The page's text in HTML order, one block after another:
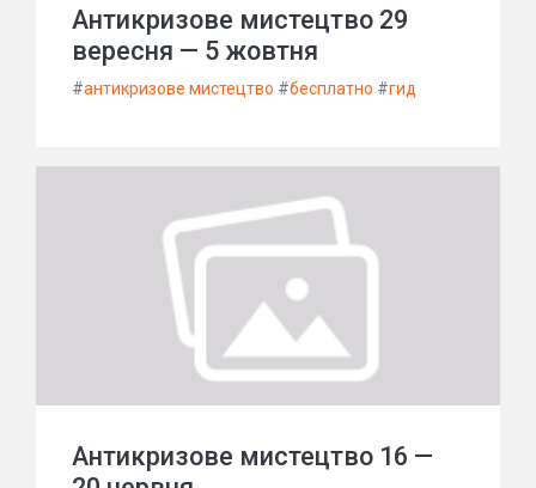
Антикризове мистецтво 29
вересня — 5 жовтня
#антикризове мистецтво #бесплатно #гид
Антикризове мистецтво 16 —